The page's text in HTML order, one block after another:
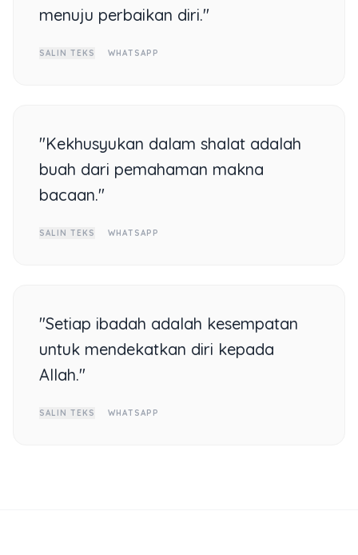
menuju perbaikan diri."
SALIN TEKS WHATSAPP
"Kekhusyukan dalam shalat adalah
buah dari pemahaman makna
bacaan."
SALIN TEKS WHATSAPP
"Setiap ibadah adalah kesempatan
untuk mendekatkan diri kepada
Allah."
SALIN TEKS WHATSAPP